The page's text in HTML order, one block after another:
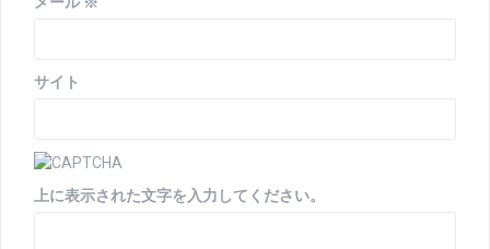
サイト
上に表示された文字を入力してください。